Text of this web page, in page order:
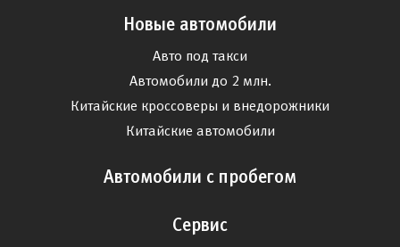
Новые автомобили
Авто под такси
Автомобили до 2 млн.
Китайские кроссоверы и внедорожники
Китайские автомобили
Автомобили с пробегом
Сервис